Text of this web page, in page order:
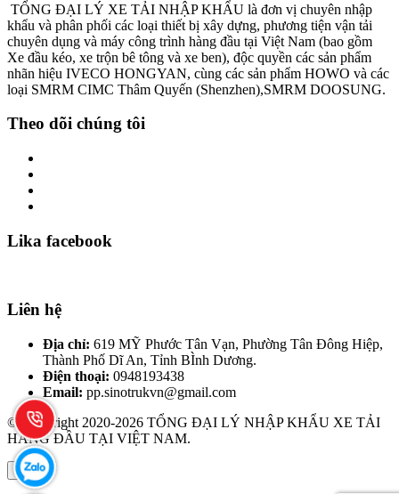
TỔNG ĐẠI LÝ XE TẢI NHẬP KHẨU là đơn vị chuyên nhập
khẩu và phân phối các loại thiết bị xây dựng, phương tiện vận tải
chuyên dụng và máy công trình hàng đầu tại Việt Nam (bao gồm
Xe đầu kéo, xe trộn bê tông và xe ben), độc quyền các sản phẩm
nhãn hiệu IVECO HONGYAN, cùng các sản phẩm HOWO và các
loại SMRM CIMC Thâm Quyến (Shenzhen),SMRM DOOSUNG.
Theo dõi chúng tôi
Lika facebook
Liên hệ
Địa chỉ: 619 MỸ Phước Tân Vạn, Phường Tân Đông Hiệp,
Thành Phố Dĩ An, Tỉnh BÌnh Dương.
Điện thoại: 0948193438
Email: pp.sinotrukvn@gmail.com
© Copyright 2020-2026 TỔNG ĐẠI LÝ NHẬP KHẨU XE TẢI
HÀNG ĐẦU TẠI VIỆT NAM.
×